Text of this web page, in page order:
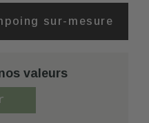
sur-mesure
valeurs